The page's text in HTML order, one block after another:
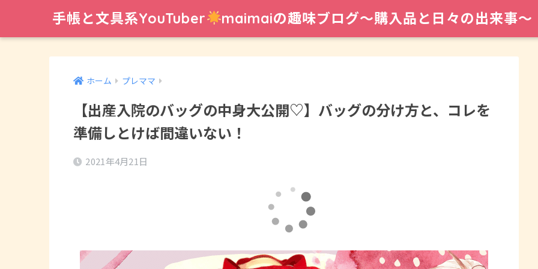
手帳と文具系YouTuber maimaiの趣味ブログ〜購入品と日々の出来事〜
ホーム プレママ
【出産入院のバッグの中身大公開♡】バッグの分け方と、コレを
準備しとけば間違いない！
2021年4月21日